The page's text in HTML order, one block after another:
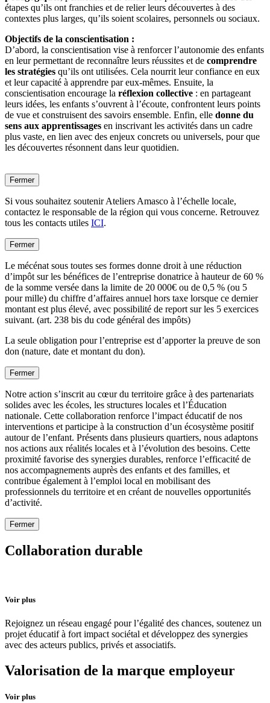
étapes qu’ils ont franchies et de relier leurs découvertes à des
contextes plus larges, qu’ils soient scolaires, personnels ou sociaux.
Objectifs de la conscientisation :
D’abord, la conscientisation vise à renforcer l’autonomie des enfants
en leur permettant de reconnaître leurs réussites et de comprendre
les stratégies qu’ils ont utilisées. Cela nourrit leur confiance en eux
et leur capacité à apprendre par eux-mêmes. Ensuite, la
conscientisation encourage la réflexion collective : en partageant
leurs idées, les enfants s’ouvrent à l’écoute, confrontent leurs points
de vue et construisent des savoirs ensemble. Enfin, elle donne du
sens aux apprentissages en inscrivant les activités dans un cadre
plus vaste, en lien avec des enjeux concrets ou universels, pour que
les découvertes résonnent dans leur quotidien.
Fermer
Si vous souhaitez soutenir Ateliers Amasco à l’échelle locale,
contactez le responsable de la région qui vous concerne. Retrouvez
tous les contacts utiles ICI.
Fermer
Le mécénat sous toutes ses formes donne droit à une réduction
d’impôt sur les bénéfices de l’entreprise donatrice à hauteur de 60 %
de la somme versée dans la limite de 20 000€ ou de 0,5 % (ou 5
pour mille) du chiffre d’affaires annuel hors taxe lorsque ce dernier
montant est plus élevé, avec possibilité de report sur les 5 exercices
suivant. (art. 238 bis du code général des impôts)
La seule obligation pour l’entreprise est d’apporter la preuve de son
don (nature, date et montant du don).
Fermer
Notre action s’inscrit au cœur du territoire grâce à des partenariats
solides avec les écoles, les structures locales et l’Éducation
nationale. Cette collaboration renforce l’impact éducatif de nos
interventions et participe à la construction d’un écosystème positif
autour de l’enfant. Présents dans plusieurs quartiers, nous adaptons
nos actions aux réalités locales et à l’évolution des besoins. Cette
proximité favorise des synergies durables, renforce l’efficacité de
nos accompagnements auprès des enfants et des familles, et
contribue également à l’emploi local en mobilisant des
professionnels du territoire et en créant de nouvelles opportunités
d’activité.
Fermer
Collaboration durable
Voir plus
Rejoignez un réseau engagé pour l’égalité des chances, soutenez un
projet éducatif à fort impact sociétal et développez des synergies
avec des acteurs publics, privés et associatifs.
Valorisation de la marque employeur
Voir plus